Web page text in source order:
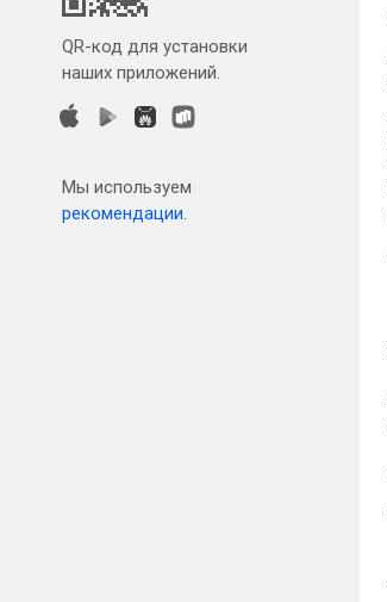
QR-код для установки
наших приложений.
Мы используем
рекомендации.